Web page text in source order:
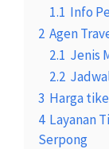
1.1 Info
2 Agen
2.1 Jenis
2.2
3 Harga
4 Layanan
Serpong